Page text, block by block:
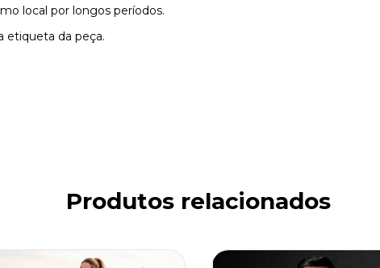
local por longos períodos.
etiqueta da peça.
Produtos relacionados